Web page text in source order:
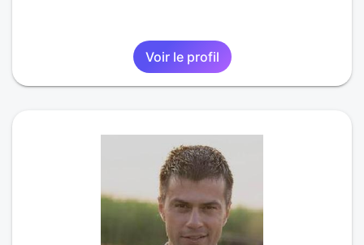
Voir le profil